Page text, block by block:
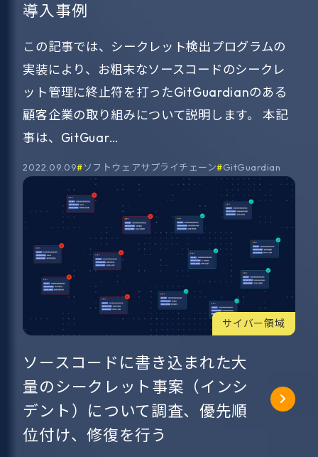
導入事例
この記事では、シークレット検出プログラムの
実装により、お粗末なソースコードのシークレ
ット管理に終止符を打ったGitGuardianのある
顧客企業の取り組みについて説明します。 本記
事は、GitGuar…
2022.09.09 ソフトウェアサプライチェーン GitGuardian
サイバー領域
ソースコードに書き込まれた大
量のシークレット事案（インシ
デント）について調査、優先順
位付け、修復を行う